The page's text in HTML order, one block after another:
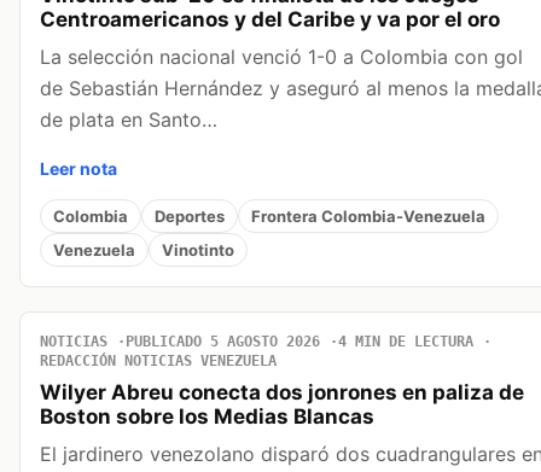
Centroamericanos y del Caribe y va por el oro
La selección nacional venció 1-0 a Colombia con gol
de Sebastián Hernández y aseguró al menos la
de plata en Santo…
Leer nota
Colombia Deportes
Frontera Colombia-Venezuela
Venezuela
Vinotinto
NOTICIAS PUBLICADO 5 AGOSTO 2026
4 MIN DE LECTURA
REDACCIÓN NOTICIAS VENEZUELA
Wilyer Abreu conecta dos jonrones en paliza de
Boston sobre los Medias Blancas
El jardinero venezolano disparó dos cuadrangulares